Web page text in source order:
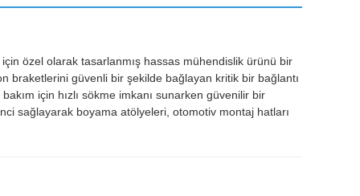
özel olarak tasarlanmış hassas mühendislik ürünü bir
braketlerini güvenli bir şekilde bağlayan kritik bir bağlantı
için hızlı sökme imkanı sunarken güvenilir bir
sağlayarak boyama atölyeleri, otomotiv montaj hatları